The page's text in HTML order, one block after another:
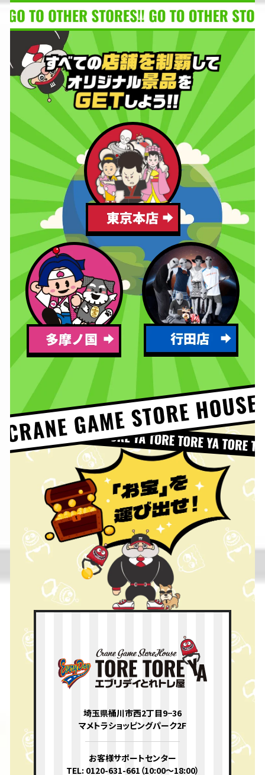
埼玉県桶川市西2丁目9−36
マメトラショッピングパーク2F
お客様サポートセンター
TEL: 0120-631-661（10:00〜18:00）